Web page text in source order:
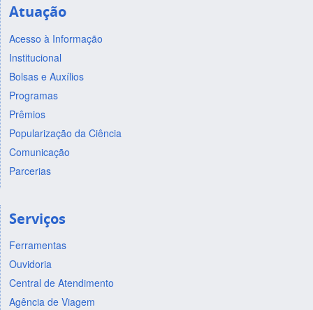
Atuação
Acesso à Informação
Institucional
Bolsas e Auxílios
Programas
Prêmios
Popularização da Ciência
Comunicação
Parcerias
Serviços
Ferramentas
Ouvidoria
Central de Atendimento
Agência de Viagem